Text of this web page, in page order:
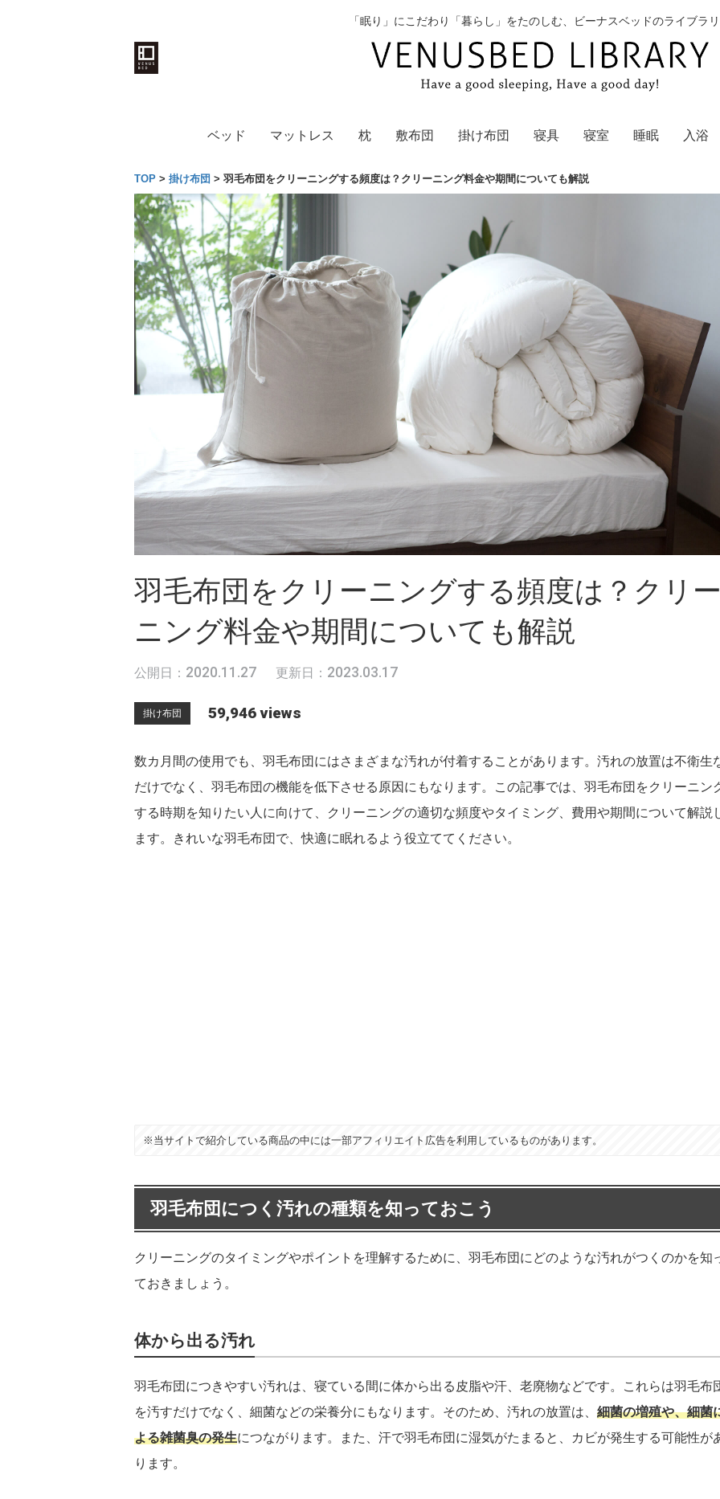
「眠り」にこだわり「暮らし」をたのしむ、ビーナスベッドのライブラ
ベッド マットレス 枕 敷布団 掛け布団 寝具 寝室 睡眠 入浴
TOP > 掛け布団 > 羽毛布団をクリーニングする頻度は？クリーニング料金や期間についても解説
羽毛布団をクリーニングする頻度は？クリ
ニング料金や期間についても解説
公開日： 2020.11.27 更新日： 2023.03.17
掛け布団 59,946 views
数カ月間の使用でも、羽毛布団にはさまざまな汚れが付着することがあります。汚れの放置は不衛生
だけでなく、羽毛布団の機能を低下させる原因にもなります。この記事では、羽毛布団をクリーニン
する時期を知りたい人に向けて、クリーニングの適切な頻度やタイミング、費用や期間について解説
ます。きれいな羽毛布団で、快適に眠れるよう役立ててください。
※当サイトで紹介している商品の中には一部アフィリエイト広告を利用しているものがあります。
羽毛布団につく汚れの種類を知っておこう
クリーニングのタイミングやポイントを理解するために、羽毛布団にどのような汚れがつくのかを知
ておきましょう。
体から出る汚れ
羽毛布団につきやすい汚れは、寝ている間に体から出る皮脂や汗、老廃物などです。これらは羽毛布
を汚すだけでなく、細菌などの栄養分にもなります。そのため、汚れの放置は、 細菌の増殖や、細菌
よる雑菌臭の発生につながります。また、汗で羽毛布団に湿気がたまると、カビが発生する可能性が
ります。